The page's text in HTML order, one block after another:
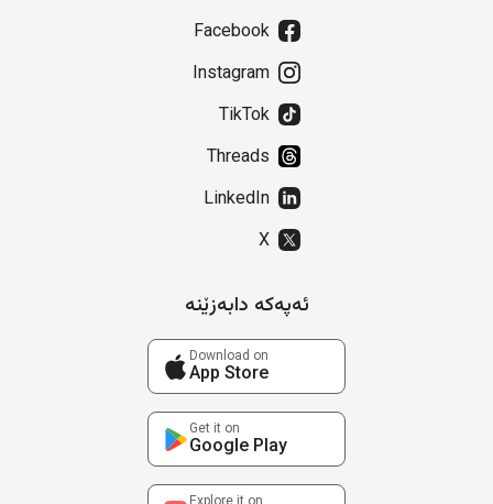
Facebook
Instagram
TikTok
Threads
LinkedIn
X
ئەپەکە دابەزێنە
Download on
App Store
Get it on
Google Play